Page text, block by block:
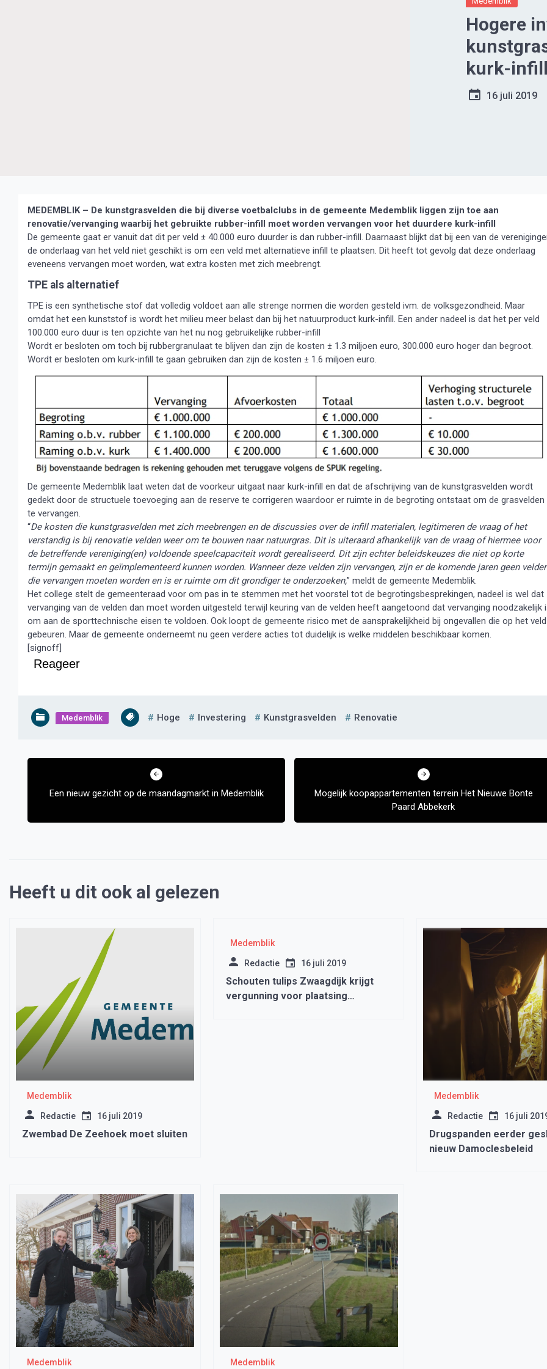
Hogere
kurk-
16 juli 2019
MEDEMBLIK – De kunstgrasvelden die bij diverse voetbalclubs in de gemeente Medemblik liggen zijn toe aan
renovatie/vervanging waarbij het gebruikte rubber-infill moet worden vervangen voor het duurdere kurk-infill
De gemeente gaat er vanuit dat dit per veld ± 40.000 euro duurder is dan rubber-infill. Daarnaast blijkt dat bij een van de
de onderlaag van het veld niet geschikt is om een veld met alternatieve infill te plaatsen. Dit heeft tot gevolg dat deze onderlaag
eveneens vervangen moet worden, wat extra kosten met zich meebrengt.
TPE als alternatief
TPE is een synthetische stof dat volledig voldoet aan alle strenge normen die worden gesteld ivm. de volksgezondheid. Maar
omdat het een kunststof is wordt het milieu meer belast dan bij het natuurproduct kurk-infill. Een ander nadeel is dat het per veld
100.000 euro duur is ten opzichte van het nu nog gebruikelijke rubber-infill
Wordt er besloten om toch bij rubbergranulaat te blijven dan zijn de kosten ± 1.3 miljoen euro, 300.000 euro hoger dan begroot.
Wordt er besloten om kurk-infill te gaan gebruiken dan zijn de kosten ± 1.6 miljoen euro.
De gemeente Medemblik laat weten dat de voorkeur uitgaat naar kurk-infill en dat de afschrijving van de kunstgrasvelden wordt
gedekt door de structuele toevoeging aan de reserve te corrigeren waardoor er ruimte in de begroting ontstaat om de grasvelden
te vervangen.
“De kosten die kunstgrasvelden met zich meebrengen en de discussies over de infill materialen, legitimeren de vraag of het
verstandig is bij renovatie velden weer om te bouwen naar natuurgras. Dit is uiteraard afhankelijk van de vraag of hiermee voor
de betreffende vereniging(en) voldoende speelcapaciteit wordt gerealiseerd. Dit zijn echter beleidskeuzes die niet op korte
termijn gemaakt en geïmplementeerd kunnen worden. Wanneer deze velden zijn vervangen, zijn er de komende jaren geen
die vervangen moeten worden en is er ruimte om dit grondiger te onderzoeken,” meldt de gemeente Medemblik.
Het college stelt de gemeenteraad voor om pas in te stemmen met het voorstel tot de begrotingsbesprekingen, nadeel is wel dat
vervanging van de velden dan moet worden uitgesteld terwijl keuring van de velden heeft aangetoond dat vervanging noodzakelijk
om aan de sporttechnische eisen te voldoen. Ook loopt de gemeente risico met de aansprakelijkheid bij ongevallen die op het veld
gebeuren. Maar de gemeente onderneemt nu geen verdere acties tot duidelijk is welke middelen beschikbaar komen.
[signoff]
Reageer
Medemblik Hoge Investering Kunstgrasvelden Renovatie
Bericht
Een nieuw gezicht op de maandagmarkt in Medemblik
Mogelijk koopappartementen terrein Het Nieuwe Bonte
Paard Abbekerk
Heeft u dit ook al gelezen
Medemblik
Redactie 16 juli 2019
Zwembad De Zeehoek moet sluiten
Medemblik
Redactie 16 juli 2019
Schouten tulips Zwaagdijk krijgt
vergunning voor plaatsing
Medemblik
Redactie 16 juli
Drugspanden eerder
nieuw Damoclesbeleid
Medemblik Medemblik